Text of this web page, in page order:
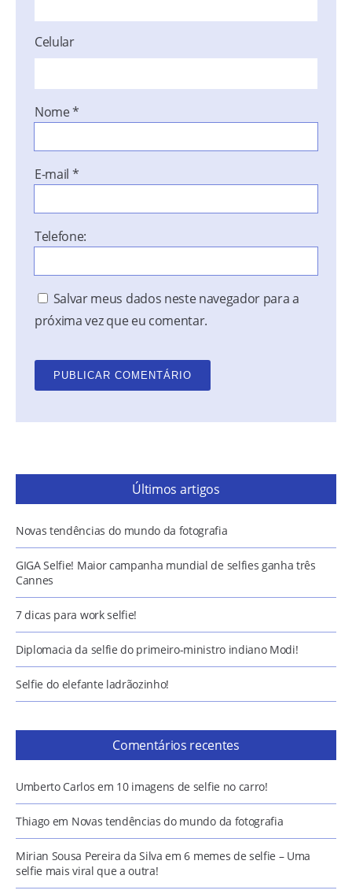
Celular
Nome*
E-mail *
Telefone:
Salvar meus dados neste navegador para a
próxima vez que eu comentar.
Últimos artigos
Novas tendências do mundo da fotografia
GIGA Selfie! Maior campanha mundial de selfies ganha três
Cannes
7 dicas para work selfie!
Diplomacia da selfie do primeiro-ministro indiano Modi!
Selfie do elefante ladrãozinho!
Comentários recentes
Umberto Carlos em 10 imagens de selfie no carro!
Thiago em Novas tendências do mundo da fotografia
Mirian Sousa Pereira da Silva em6 memes de selfie – Uma
selfie mais viral que a outra!